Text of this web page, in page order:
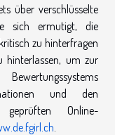
über verschlüsselte
sich ermutigt, die
zu hinterfragen
hinterlassen, um zur
und den
Online-
.